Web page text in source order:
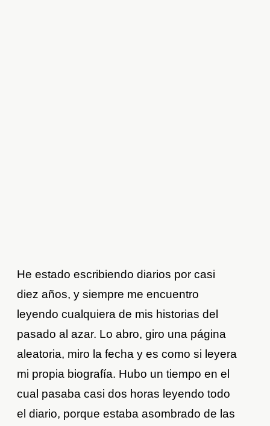
He estado escribiendo diarios por casi
diez años, y siempre me encuentro
leyendo cualquiera de mis historias del
pasado al azar. Lo abro, giro una página
aleatoria, miro la fecha y es como si leyera
mi propia biografía. Hubo un tiempo en el
cual pasaba casi dos horas leyendo todo
el diario, porque estaba asombrado de las